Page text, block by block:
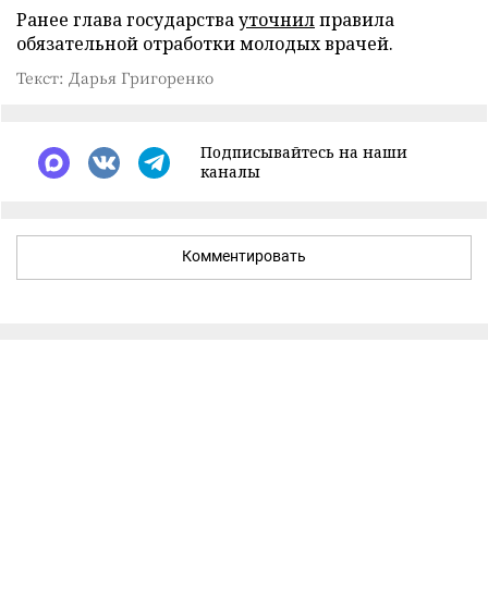
Ранее глава государствауточнилправила
обязательной отработки молодых врачей.
Текст: Дарья Григоренко
Подписывайтесь на наши
каналы
Комментировать